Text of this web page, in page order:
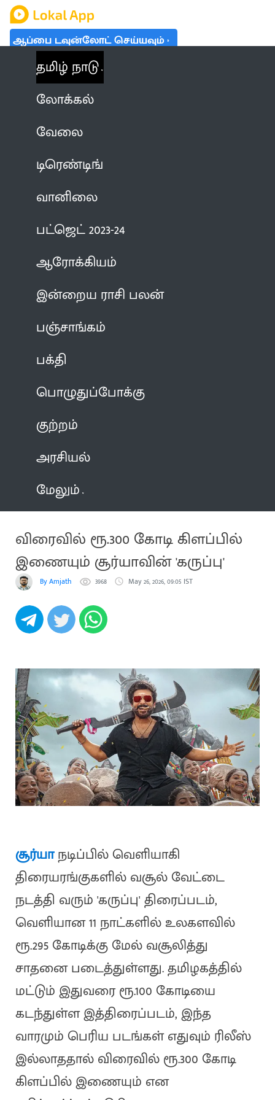
ஆப்பை டவுன்லோட் செய்யவும்
தமிழ் நாடு
லோக்கல்
வேலை
டிரெண்டிங்
வானிலை
பட்ஜெட் 2023-24
ஆரோக்கியம்
இன்றைய ராசி பலன்
பஞ்சாங்கம்
பக்தி
பொழுதுப்போக்கு
குற்றம்
அரசியல்
மேலும்
விரைவில் ரூ.300 கோடி கிளப்பில்
இணையும் சூர்யாவின் 'கருப்பு'
By Amjath 3968 May 26, 2026, 09:05 IST
சூர்யாநடிப்பில் வெளியாகி
திரையரங்குகளில் வசூல் வேட்டை
நடத்தி வரும் 'கருப்பு' திரைப்படம்,
வெளியான 11 நாட்களில் உலகளவில்
ரூ.295 கோடிக்கு மேல் வசூலித்து
சாதனை படைத்துள்ளது. தமிழகத்தில்
மட்டும் இதுவரை ரூ.100 கோடியை
கடந்துள்ள இத்திரைப்படம், இந்த
வாரமும் பெரிய படங்கள் எதுவும் ரிலீஸ்
இல்லாததால் விரைவில் ரூ.300 கோடி
கிளப்பில் இணையும் என